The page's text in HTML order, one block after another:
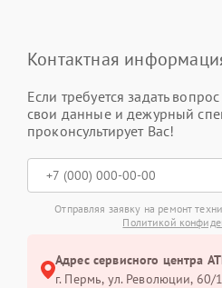
Контактная
Если требуется задать
свои данные и дежурный
проконсультирует Вас!
Отправляя заявку на ремонт
Политикой
Адрес сервисного центра
г. Пермь, ул. ​Революции, 60/1